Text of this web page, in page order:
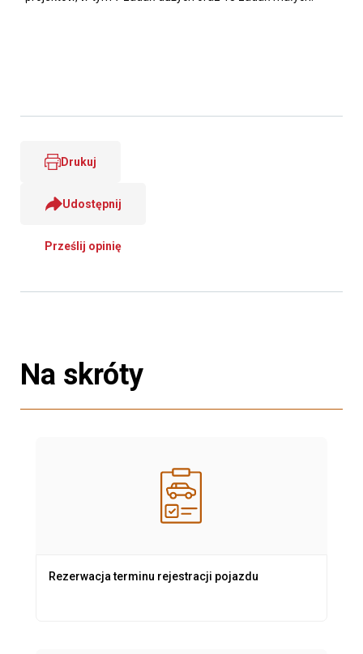
Drukuj
Udostępnij
Prześlij opinię
Na skróty
Rezerwacja terminu rejestracji pojazdu